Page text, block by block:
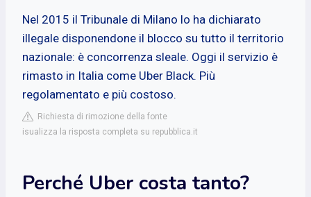
Nel 2015 il Tribunale di Milano lo ha dichiarato
illegale disponendone il blocco su tutto il territorio
nazionale: è concorrenza sleale. Oggi il servizio è
rimasto in Italia come Uber Black. Più
regolamentato e più costoso.
Richiesta di rimozione della fonte
isualizza la risposta completa su repubblica.it
Perché Uber costa tanto?